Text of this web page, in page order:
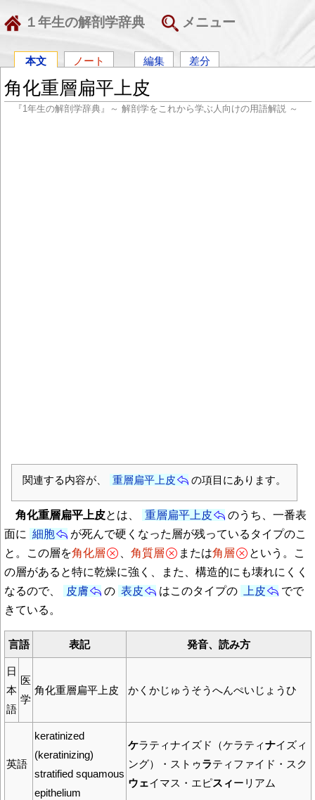
１年生の解剖学辞典 メニュー
本文 ノート 編集 差分
角化重層扁平上皮
『1年生の解剖学辞典』～ 解剖学をこれから学ぶ人向けの用語解説 ～
関連する内容が、 重層扁平上皮 の項目にあります。
角化重層扁平上皮とは、 重層扁平上皮
のうち、一番表
面に 細胞
が死んで硬くなった層が残っているタイプのこ
と。この層を角化層 角質層 または角層
という。こ
の層があると特に乾燥に強く、また、構造的にも壊れにくく
なるので、
皮膚 の 表皮 はこのタイプの 上皮
でで
きている。
言語 表記 発音、読み方
日
本
語
医
学
角化重層扁平上皮 かくかじゅうそうへんぺいじょうひ
英語
keratinized
(keratinizing)
stratified squamous
epithelium
ケラティナイズド（ケラティナイズィ
ング）・ストゥラティファイド・スク
ウェイマス・エピスィーリアム